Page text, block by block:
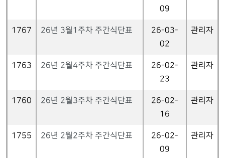
09
1767 26년 3월1주차 주간식단표
26-03-
02
관리자
1763 26년 2월4주차 주간식단표
26-02-
23
관리자
1760 26년 2월3주차 주간식단표
26-02-
16
관리자
1755 26년 2월2주차 주간식단표
26-02-
09
관리자